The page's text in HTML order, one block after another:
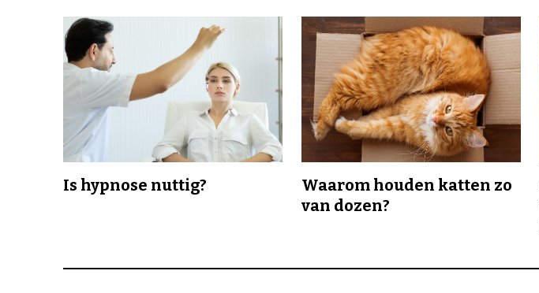
Is hypnose nuttig?
Waarom houden katten zo
van dozen?